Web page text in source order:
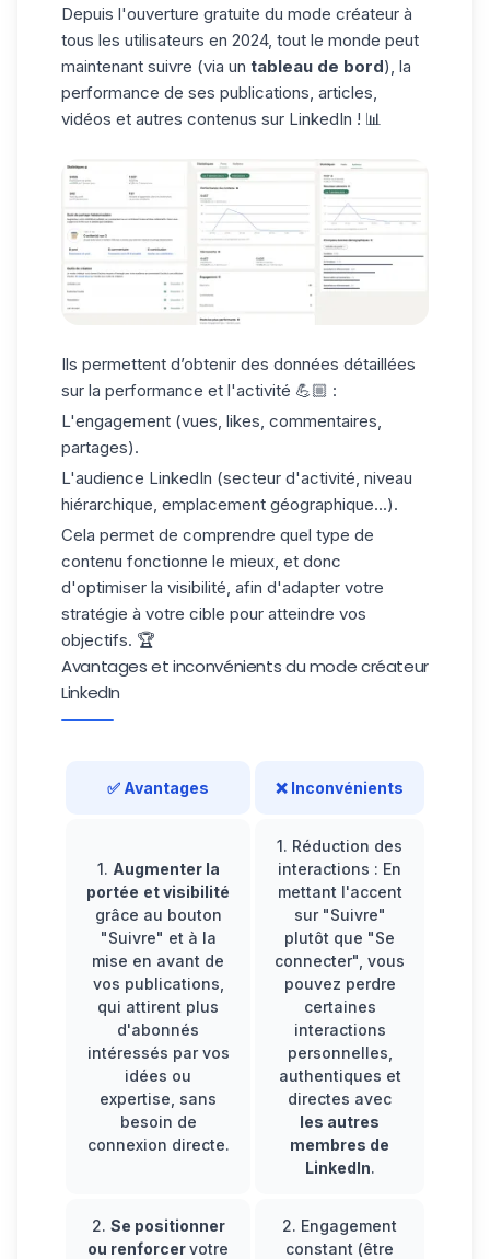
Depuis l'ouverture gratuite du mode créateur à
tous les utilisateurs en 2024, tout le monde peut
maintenant suivre (via un tableau de bord), la
performance de ses publications, articles,
vidéos et autres contenus sur LinkedIn ! 📊
Ils permettent d’obtenir des données détaillées
sur la performance et l'activité 💪🏼 :
L'engagement (vues, likes, commentaires,
partages).
L'audience LinkedIn (secteur d'activité, niveau
hiérarchique, emplacement géographique...).
Cela permet de comprendre quel type de
contenu fonctionne le mieux, et donc
d'optimiser la visibilité, afin d'adapter votre
stratégie à votre cible pour atteindre vos
objectifs. 🏆
Avantages et inconvénients du mode créateur
LinkedIn
✅ Avantages ❌ Inconvénients
1. Augmenter la
portée et visibilité
grâce au bouton
"Suivre" et à la
mise en avant de
vos publications,
qui attirent plus
d'abonnés
intéressés par vos
idées ou
expertise, sans
besoin de
connexion directe.
1. Réduction des
interactions : En
mettant l'accent
sur "Suivre"
plutôt que "Se
connecter", vous
pouvez perdre
certaines
interactions
personnelles,
authentiques et
directes avec
les autres
membres de
LinkedIn.
2. Se positionner
ou renforcervotre
2. Engagement
constant (être